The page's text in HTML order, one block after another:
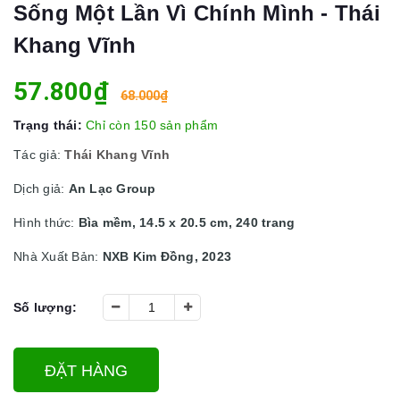
Sống Một Lần Vì Chính Mình - Thái
Khang Vĩnh
57.800₫ 68.000₫
Trạng thái: Chỉ còn 150 sản phẩm
Tác giả:Thái Khang Vĩnh
Dịch giả: An Lạc Group
Hình thức: Bìa mềm, 14.5 x 20.5 cm, 240 trang
Nhà Xuất Bản: NXB Kim Đồng, 2023
Số lượng:
ĐẶT HÀNG